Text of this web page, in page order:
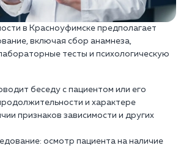
в Красноуфимске предполагает
включая сбор анамнеза,
тесты и психологическую
беседу с пациентом или его
и характере
признаков зависимости и других
осмотр пациента на наличие